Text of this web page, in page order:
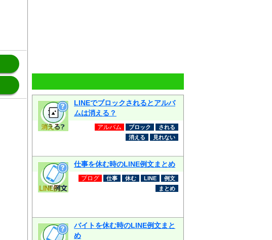
LINEでブロックされるとアルバ
ムは消える？
アルバム ブロック
される
消える
見れない
仕事を休む時のLINE例文まとめ
ブログ 仕事 休む LINE
例文
まとめ
バイトを休む時のLINE例文まと
め